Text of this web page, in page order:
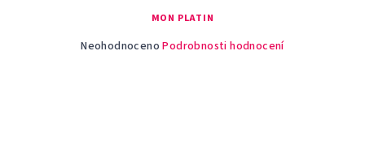
MON PLATIN
Průměrné
Neohodnoceno Podrobnosti hodnocení